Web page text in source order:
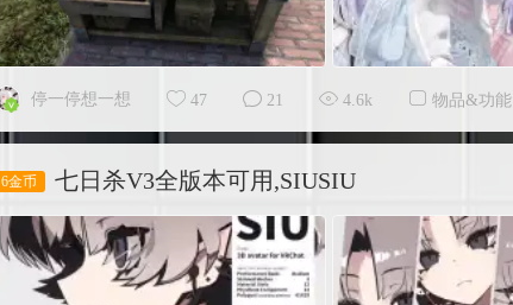
停一停想一想 47 21 4.6k 物品&功能
6金币 七日杀V3全版本可用,SIUSIU